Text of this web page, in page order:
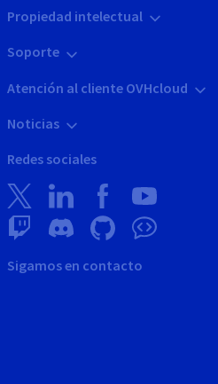
Propiedad intelectual
Soporte
Atención al cliente OVHcloud
Noticias
Redes sociales
Sigamos en contacto